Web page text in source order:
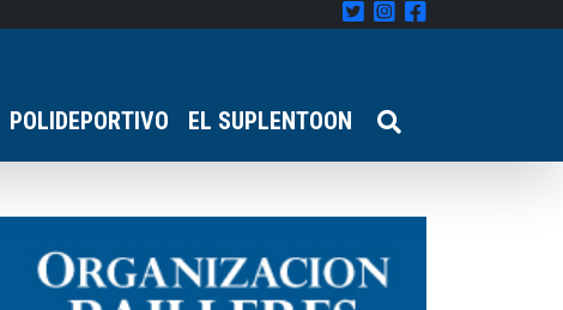
POLIDEPORTIVO EL SUPLENTOON